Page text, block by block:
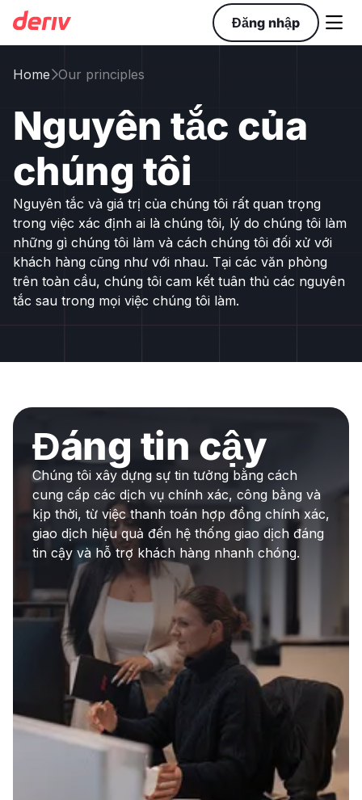
Đăng nhập 
HomeOur principles
Nguyên tắc của
chúng tôi
Nguyên tắc và giá trị của chúng tôi rất quan trọng
trong việc xác định ai là chúng tôi, lý do chúng tôi làm
những gì chúng tôi làm và cách chúng tôi đối xử với
khách hàng cũng như với nhau. Tại các văn phòng
trên toàn cầu, chúng tôi cam kết tuân thủ các nguyên
tắc sau trong mọi việc chúng tôi làm.
Đáng tin cậy
Chúng tôi xây dựng sự tin tưởng bằng cách
cung cấp các dịch vụ chính xác, công bằng và
kịp thời, từ việc thanh toán hợp đồng chính xác,
giao dịch hiệu quả đến hệ thống giao dịch đáng
tin cậy và hỗ trợ khách hàng nhanh chóng.